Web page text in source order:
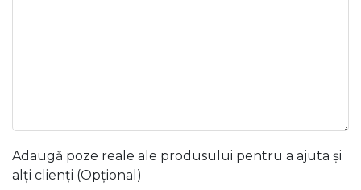
Adaugă poze reale ale produsului pentru a ajuta și
alți clienți (Opțional)